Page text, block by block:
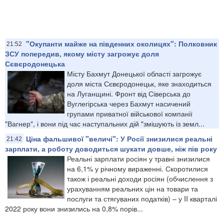
21:52
"Окупанти майже на південних околицях": Полковник
ЗСУ попередив, якому місту загрожує доля
Сєвєродонецька
Місту Бахмут Донецької області загрожує
доля міста Сєвєродонецьк, яке знаходиться
на Луганщині. Фронт від Сіверська до
Вуглегірська через Бахмут насичений
групами приватної військової компанії
"Вагнер", і вони під час наступальних дій "змішують із земл...
21:42
Ціна фальшивої "величі": У Росії знизилися реальні
зарплати, а роботу доводиться шукати довше, ніж пів року
Реальні зарплати росіян у травні знизилися
на 6,1% у річному вираженні. Скоротилися
також і реальні доходи росіян (обчислення з
урахуванням реальних цін на товари та
послуги та стягуваних податків) – у II кварталі
2022 року вони знизились на 0,8% порів...